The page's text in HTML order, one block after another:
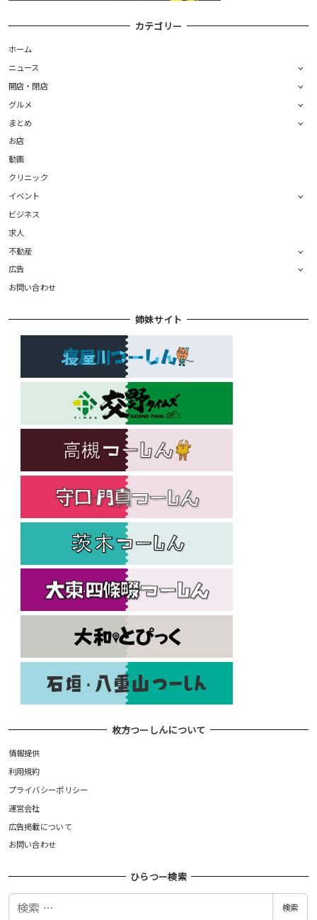
カテゴリー
ホーム
ニュース
開店・閉店
グルメ
まとめ
お店
動画
クリニック
イベント
ビジネス
求人
不動産
広告
お問い合わせ
姉妹サイト
枚方つーしんについて
情報提供
利用規約
プライバシーポリシー
運営会社
広告掲載について
お問い合わせ
ひらつー検索
検
検索